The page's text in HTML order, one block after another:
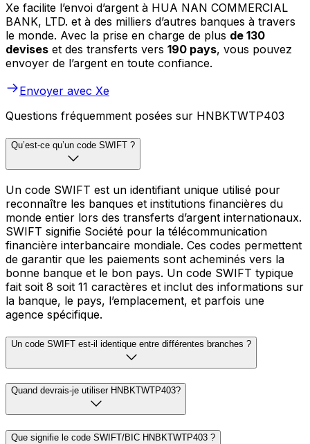
Xe facilite l’envoi d’argent à HUA NAN COMMERCIAL
BANK, LTD. et à des milliers d’autres banques à travers
le monde. Avec la prise en charge de plus de 130
devises et des transferts vers 190 pays, vous pouvez
envoyer de l’argent en toute confiance.
Envoyer avec Xe
Questions fréquemment posées sur HNBKTWTP403
Qu’est-ce qu’un code SWIFT ?
Un code SWIFT est un identifiant unique utilisé pour
reconnaître les banques et institutions financières du
monde entier lors des transferts d’argent internationaux.
SWIFT signifie Société pour la télécommunication
financière interbancaire mondiale. Ces codes permettent
de garantir que les paiements sont acheminés vers la
bonne banque et le bon pays. Un code SWIFT typique
fait soit 8 soit 11 caractères et inclut des informations sur
la banque, le pays, l’emplacement, et parfois une
agence spécifique.
Un code SWIFT est-il identique entre différentes branches ?
Quand devrais-je utiliser HNBKTWTP403?
Que signifie le code SWIFT/BIC HNBKTWTP403 ?